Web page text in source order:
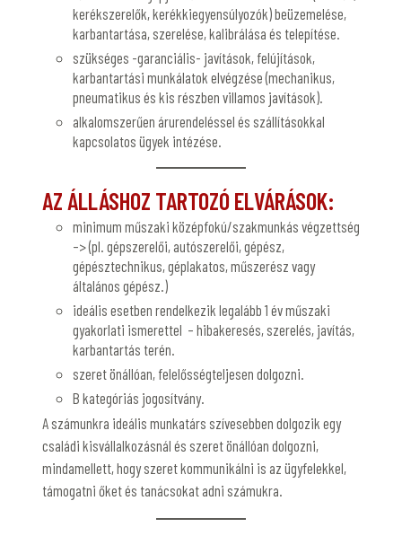
kerékszerelők, kerékkiegyensúlyozók) beüzemelése,
karbantartása, szerelése, kalibrálása és telepítése.
szükséges -garanciális- javítások, felújítások,
karbantartási munkálatok elvégzése (mechanikus,
pneumatikus és kis részben villamos javítások).
alkalomszerűen árurendeléssel és szállításokkal
kapcsolatos ügyek intézése.
AZ ÁLLÁSHOZ TARTOZÓ ELVÁRÁSOK:
minimum műszaki középfokú/szakmunkás végzettség
–> (pl. gépszerelői, autószerelői, gépész,
gépésztechnikus, géplakatos, műszerész vagy
általános gépész.)
ideális esetben rendelkezik legalább 1 év műszaki
gyakorlati ismerettel – hibakeresés, szerelés, javítás,
karbantartás terén.
szeret önállóan, felelősségteljesen dolgozni.
B kategóriás jogosítvány.
A számunkra ideális munkatárs szívesebben dolgozik egy
családi kisvállalkozásnál és szeret önállóan dolgozni,
mindamellett, hogy szeret kommunikálni is az ügyfelekkel,
támogatni őket és tanácsokat adni számukra.